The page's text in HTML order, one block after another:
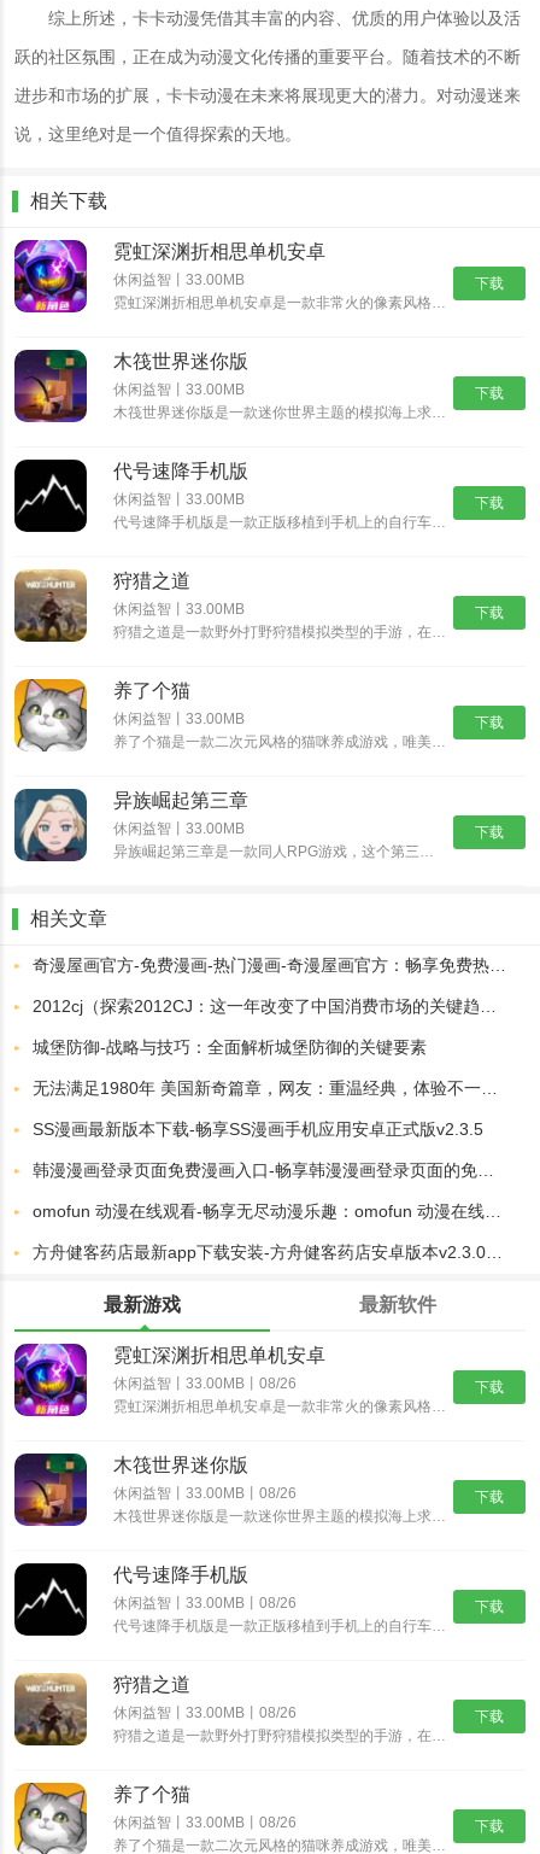
综上所述，卡卡动漫凭借其丰富的内容、优质的用户体验以及活
跃的社区氛围，正在成为动漫文化传播的重要平台。随着技术的不断
进步和市场的扩展，卡卡动漫在未来将展现更大的潜力。对动漫迷来
说，这里绝对是一个值得探索的天地。
相关下载
下载
霓虹深渊折相思单机安卓
休闲益智丨33.00MB
霓虹深渊折相思单机安卓是一款非常火的像素风格动作冒险游戏，经典的像素风格，制作精湛的游戏场景，搭配出色的游戏音乐，为玩家带来身临其境的动作冒险体验，丰富精彩的游戏剧情，多样化的挑战任务，沉浸式体验......
下载
木筏世界迷你版
休闲益智丨33.00MB
木筏世界迷你版是一款迷你世界主题的模拟海上求生游戏，在木筏世界迷你版中可以从一块小木筏开始，收集资源，探索岛屿，发现大陆，结识伙伴，开启更精彩的迷你冒险之旅。沉浸式的探索玩法，带给你新鲜互动乐趣。......
下载
代号速降手机版
休闲益智丨33.00MB
代号速降手机版是一款正版移植到手机上的自行车骑行速降游戏。在这个游戏中，你将扮演一名自行车手，驾驶着自行车在险峻的山路上飞驰，挑战速降极限。游戏采用逼真的3D画面和流畅的操作，让你体验真实的自行车......
下载
狩猎之道
休闲益智丨33.00MB
狩猎之道是一款野外打野狩猎模拟类型的手游，在狩猎之道中你将会进入到一片真实的树林野外开始属于你的狩猎之旅，游戏中有很多好玩的模式以及各种猛兽等你进行挑战。你需要根据不同猎物的习性来打造各种不同的陷......
下载
养了个猫
休闲益智丨33.00MB
养了个猫是一款二次元风格的猫咪养成游戏，唯美治愈系的二次元画风，搭配随性自由的萌宠养成玩法，与各种各样的可爱猫咪欢乐互动，解锁各种精彩的玩法内容，畅享舒爽无比的云养猫体验。养了个猫怎么买房子1、首......
下载
异族崛起第三章
休闲益智丨33.00MB
异族崛起第三章是一款同人RPG游戏，这个第三章新增更多忍术可以选择，我们可以看到角色也多了一些，异族崛起第三章可以在熟悉的地图自由的探索了，挑战副本获取奖励，后续的话还可以和NPC互动，所以异族崛......
相关文章
城堡防御-战略与技巧：全面解析城堡防御的关键要素
SS漫画最新版本下载-畅享SS漫画手机应用安卓正式版v2.3.5
最新游戏 最新软件
下载
霓虹深渊折相思单机安卓
休闲益智丨33.00MB丨08/26
霓虹深渊折相思单机安卓是一款非常火的像素风格动作冒险游戏，经典的像素风格，制作精湛的游戏场景，搭配出色的游戏音乐，为玩家带来身临其境的动作冒险体验，丰富精彩的游戏剧情，多样化的挑战任务，沉浸式体验......
下载
木筏世界迷你版
休闲益智丨33.00MB丨08/26
木筏世界迷你版是一款迷你世界主题的模拟海上求生游戏，在木筏世界迷你版中可以从一块小木筏开始，收集资源，探索岛屿，发现大陆，结识伙伴，开启更精彩的迷你冒险之旅。沉浸式的探索玩法，带给你新鲜互动乐趣。......
下载
代号速降手机版
休闲益智丨33.00MB丨08/26
代号速降手机版是一款正版移植到手机上的自行车骑行速降游戏。在这个游戏中，你将扮演一名自行车手，驾驶着自行车在险峻的山路上飞驰，挑战速降极限。游戏采用逼真的3D画面和流畅的操作，让你体验真实的自行车......
下载
狩猎之道
休闲益智丨33.00MB丨08/26
狩猎之道是一款野外打野狩猎模拟类型的手游，在狩猎之道中你将会进入到一片真实的树林野外开始属于你的狩猎之旅，游戏中有很多好玩的模式以及各种猛兽等你进行挑战。你需要根据不同猎物的习性来打造各种不同的陷......
下载
养了个猫
休闲益智丨33.00MB丨08/26
养了个猫是一款二次元风格的猫咪养成游戏，唯美治愈系的二次元画风，搭配随性自由的萌宠养成玩法，与各种各样的可爱猫咪欢乐互动，解锁各种精彩的玩法内容，畅享舒爽无比的云养猫体验。养了个猫怎么买房子1、首......